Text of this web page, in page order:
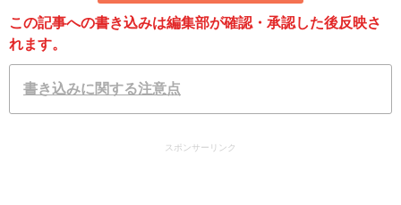
この記事への書き込みは編集部が確認・承認した後反映さ
れます。
書き込みに関する注意点
スポンサーリンク